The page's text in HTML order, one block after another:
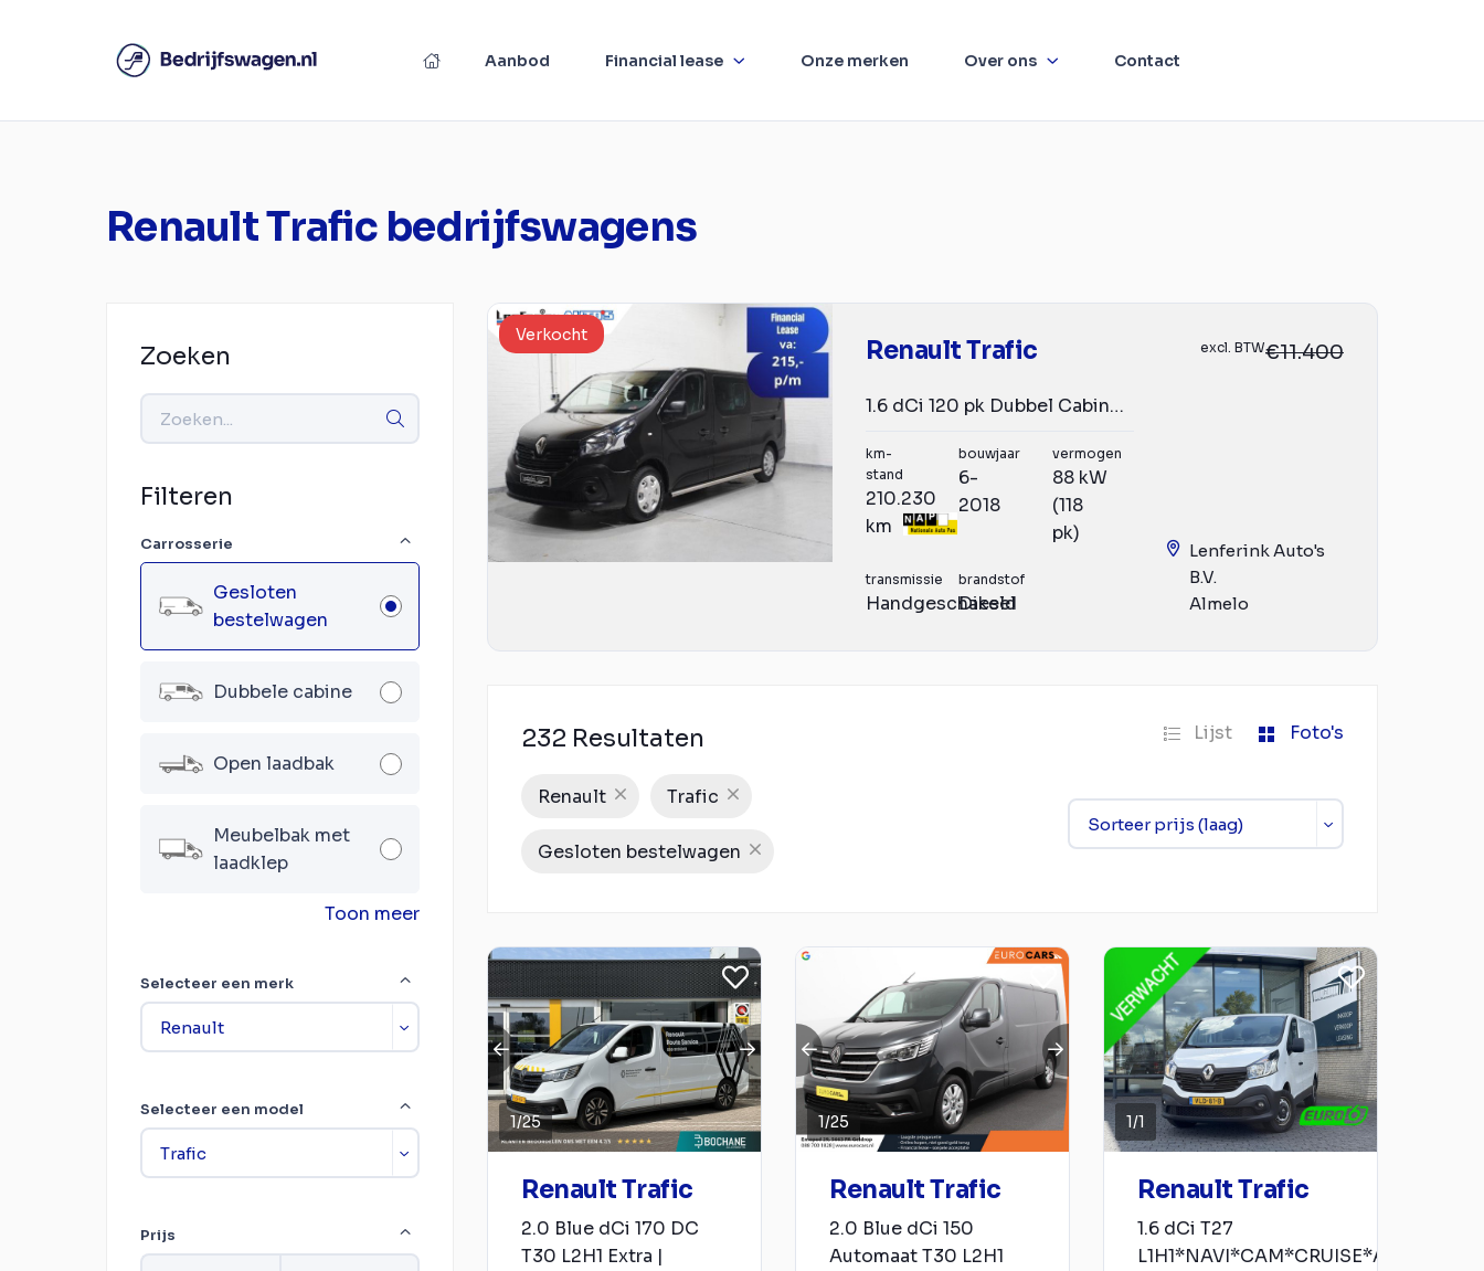
Aanbod Financial lease Onze merken Over ons Contact
Renault Trafic bedrijfswagens
Zoeken
Filteren
Carrosserie
Gesloten
bestelwagen
Dubbele cabine
Open laadbak
Meubelbak met
laadklep
Toon meer
Selecteer een merk
Selecteer een model
Prijs
Verkocht
Renault Trafic
1.6 dCi 120 pk Dubbel Cabine 2x Schuifdeur, Navi Airco, T...
excl. BTW€11.400
km-
stand
210.230
km
bouwjaar
6-
2018
vermogen
88 kW
(118
pk)
transmissie
Handgeschakeld
brandstof
Diesel
Lenferink Auto's
B.V.
Almelo
232 Resultaten Lijst Foto's
Renault Trafic
Gesloten bestelwagen
1/25
Renault Trafic
2.0 Blue dCi 170 DC
T30 L2H1 Extra |
1/25
Renault Trafic
2.0 Blue dCi 150
Automaat T30 L2H1
1/1
Renault Trafic
1.6 dCi T27
L1H1*NAVI*CAM*CRUISE*A/